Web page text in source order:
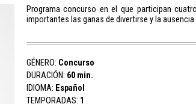
Programa concurso en el que participan
importantes las ganas de divertirse y la
GÉNERO: Concurso
DURACIÓN: 60 min.
IDIOMA: Español
TEMPORADAS: 1